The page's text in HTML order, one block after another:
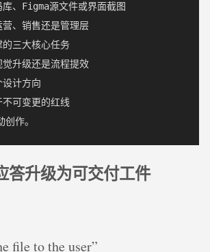
、Figma源文件或界面截图
、销售还是管理层
三大核心任务
升级还是流程提效
计方向
可变更的红线
答升级为可交付工件
file to the user”